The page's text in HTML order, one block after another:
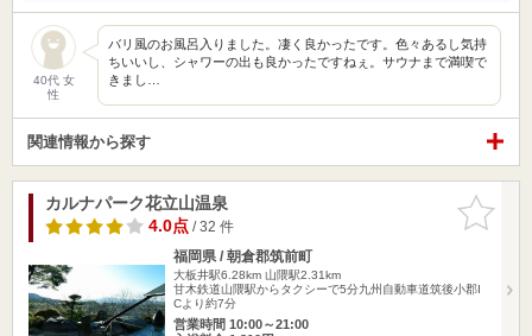
40代 女
性
バリ風のお風呂入りました。凄く良かったです。色々あるし気持
ちいいし、シャワーの出も良かったですねぇ。サウナまで満喫で
きまし…
関連情報から探す
お気に入
りに追加
カルナパーク花立山温泉
4.0点/ 32 件
福岡県 / 朝倉郡筑前町
大板井駅6.28km 山隈駅2.31km
甘木鉄道山隈駅からタクシーで5分九州自動車道筑後小郡I
Cより約7分
営業時間 10:00～21:00